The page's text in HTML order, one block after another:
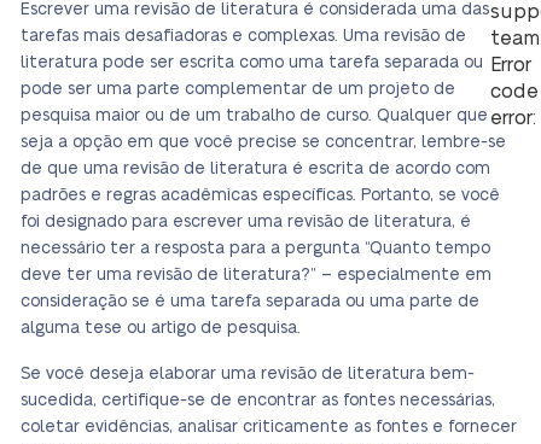
Error
code
error:
Escrever uma revisão de literatura é considerada uma das
tarefas mais desafiadoras e complexas. Uma revisão de
literatura pode ser escrita como uma tarefa separada ou
pode ser uma parte complementar de um projeto de
pesquisa maior ou de um trabalho de curso. Qualquer que
seja a opção em que você precise se concentrar, lembre-se
de que uma revisão de literatura é escrita de acordo com
padrões e regras acadêmicas específicas. Portanto, se você
foi designado para escrever uma revisão de literatura, é
necessário ter a resposta para a pergunta “Quanto tempo
deve ter uma revisão de literatura?” – especialmente em
consideração se é uma tarefa separada ou uma parte de
alguma tese ou artigo de pesquisa.
Se você deseja elaborar uma revisão de literatura bem-
sucedida, certifique-se de encontrar as fontes necessárias,
coletar evidências, analisar criticamente as fontes e fornecer